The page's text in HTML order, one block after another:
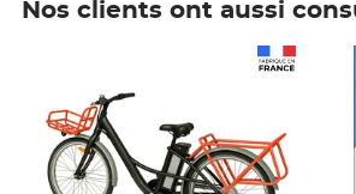
Nos clients ont aussi
Prix